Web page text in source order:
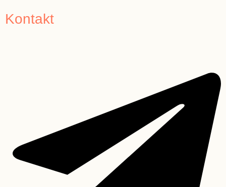
Kontakt